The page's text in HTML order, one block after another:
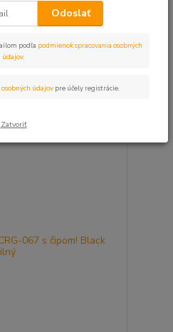
Najdrahšie
1-4 z 4
Odoslať
podľa podmienok spracovania osobných
údajov.
údajov pre účely registrácie.
Zatvoriť